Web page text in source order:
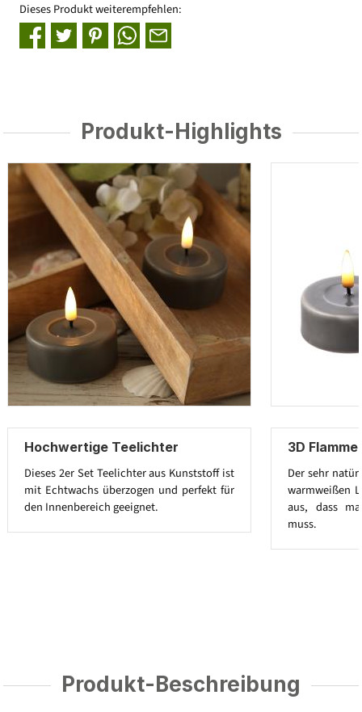
Dieses Produkt weiterempfehlen:
Produkt-Highlights
Hochwertige Teelichter
Dieses 2er Set Teelichter aus Kunststoff ist
mit Echtwachs überzogen und perfekt für
den Innenbereich geeignet.
3D
Der sehr
warmweißen
aus, dass
muss.
Produkt-Beschreibung